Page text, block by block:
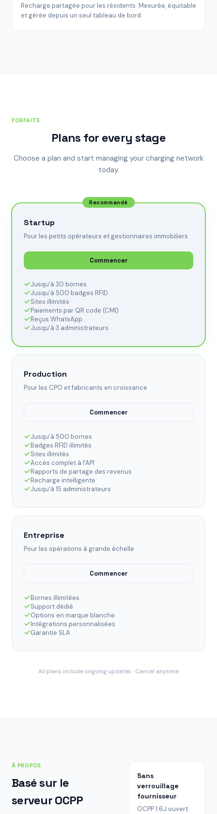
Recharge partagée pour les résidents. Mesurée, équitable
et gérée depuis un seul tableau de bord.
FORFAITS
Plans for every stage
Choose a plan and start managing your charging network
today.
Recommandé
Startup
Pour les petits opérateurs et gestionnaires immobiliers
Commencer
Jusqu'à 30 bornes
Jusqu'à 500 badges RFID
Sites illimités
Paiements par QR code (CMI)
Reçus WhatsApp
Jusqu'à 3 administrateurs
Production
Pour les CPO et fabricants en croissance
Commencer
Jusqu'à 500 bornes
Badges RFID illimités
Sites illimités
Accès complet à l'API
Rapports de partage des revenus
Recharge intelligente
Jusqu'à 15 administrateurs
Entreprise
Pour les opérations à grande échelle
Commencer
Bornes illimitées
Support dédié
Options en marque blanche
Intégrations personnalisées
Garantie SLA
All plans include ongoing updates · Cancel anytime
À PROPOS
Basé sur le
serveur OCPP
Sans
verrouillage
fournisseur
OCPP 1.6J ouvert.